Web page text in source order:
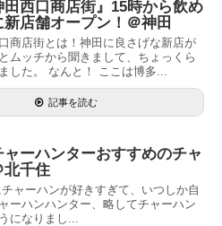
田西口商店街』15時から飲め
店舗オープン！＠神田
商店街とは！神田に良さげな新店が
ムッチから聞きまして、ちょっくら
した。 なんと！ ここは博多...
記事を読む
ャーハンターおすすめのチャ
北千住
ャーハンが好きすぎて、いつしか自
ーハンハンター、略してチャーハン
になりまし...